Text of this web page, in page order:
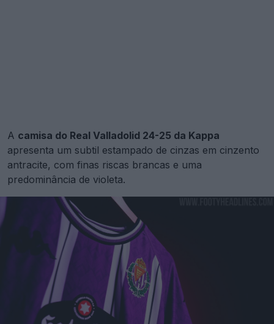
A camisa do Real Valladolid 24-25 da Kappa
apresenta um subtil estampado de cinzas em cinzento
antracite, com finas riscas brancas e uma
predominância de violeta.